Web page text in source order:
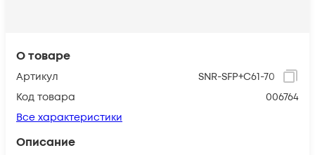
О товаре
Артикул
SNR-SFP+C61-70
Код товара
006764
Все характеристики
Описание